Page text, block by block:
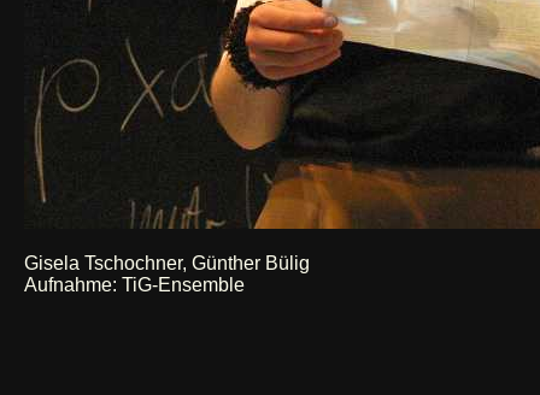
Gisela Tschochner, Günther Bülig
Aufnahme: TiG-Ensemble